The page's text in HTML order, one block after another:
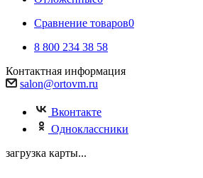
Сравнение товаров0
8 800 234 38 58
Контактная информация
salon@ortovm.ru
Вконтакте
Одноклассники
загрузка карты...